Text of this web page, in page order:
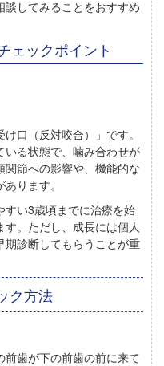
してみることをおすすめ
ェックポイント
口（反対咬合）」です。
る状態で、噛み合わせが
節への影響や、機能的な
ります。
すい3歳頃までに治療を始
。ただし、成長には個人
期診断してもらうことが重
ク方法
歯が下の前歯の前に来て